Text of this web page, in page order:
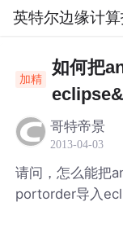
英特尔边缘计
英特尔
加精
如何把
哥特帝景
2013-04-03
请问，怎么能把
portorder导入